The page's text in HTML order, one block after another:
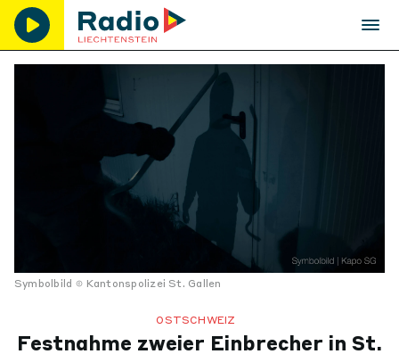
Symbolbild Kantonspolizei St. Gallen
OSTSCHWEIZ
Festnahme zweier Einbrecher in St.